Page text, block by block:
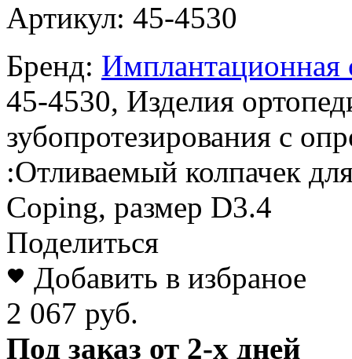
Артикул: 45-4530
Бренд: Имплантационная
45-4530, Изделия
зубопротезирования с
:Отливаемый колпачек
Coping, размер D3.4
Поделиться
Добавить в избраное
2 067 руб.
Под заказ от 2-х дней